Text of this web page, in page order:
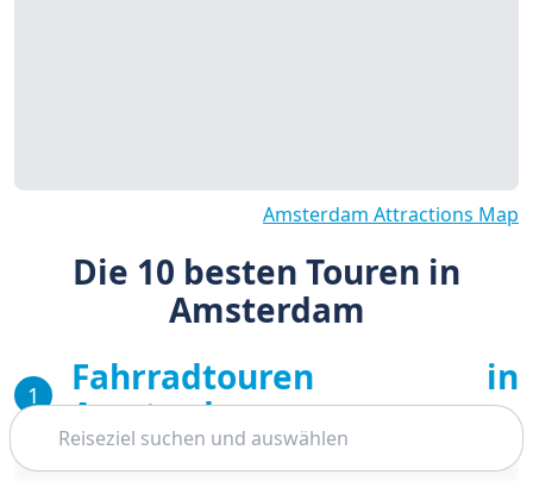
Suchen
Amsterdam Attractions Map
Die 10 besten Touren in
Amsterdam
1
Fahrradtouren in
Amsterdam